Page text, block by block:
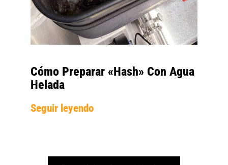
Cómo Preparar «hash» Con Agua
Helada
Seguir leyendo